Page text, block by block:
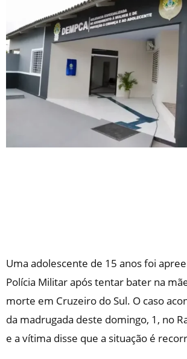
Uma adolescente de 15 anos foi
Polícia Militar após tentar bater na
morte em Cruzeiro do Sul. O caso
da madrugada deste domingo, 1, no
e a vítima disse que a situação é